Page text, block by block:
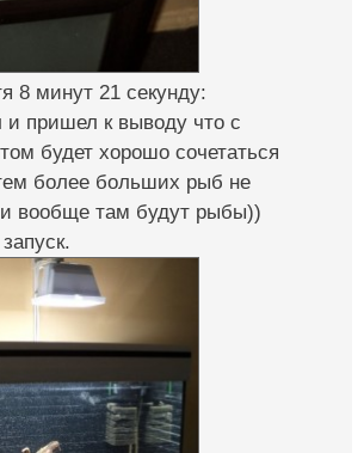
8 минут 21 секунду:
пришел к выводу что с
будет хорошо сочетаться
более больших рыб не
вообще там будут рыбы))